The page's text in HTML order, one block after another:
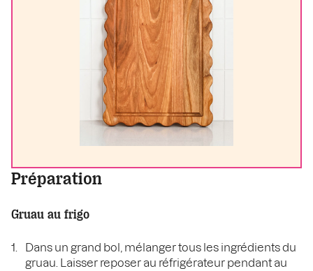
Préparation
Gruau au frigo
Dans un grand bol, mélanger tous les ingrédients du
gruau. Laisser reposer au réfrigérateur pendant au